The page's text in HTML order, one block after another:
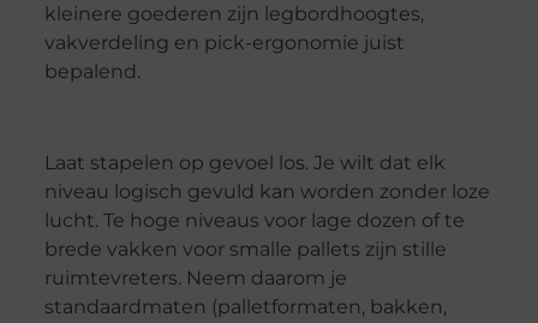
kleinere goederen zijn legbordhoogtes,
vakverdeling en pick-ergonomie juist
bepalend.
Laat stapelen op gevoel los. Je wilt dat elk
niveau logisch gevuld kan worden zonder loze
lucht. Te hoge niveaus voor lage dozen of te
brede vakken voor smalle pallets zijn stille
ruimtevreters. Neem daarom je
standaardmaten (palletformaten, bakken,